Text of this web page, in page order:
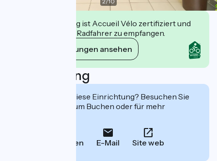
Diese Einrichtung ist Accueil Vélo zertifiziert und
verpflichtet sich, Radfahrer zu empfangen.
Ihre Verpflichtungen ansehen
Beschreibung
Interessiert Sie diese Einrichtung? Besuchen Sie
deren Website zum Buchen oder für mehr
Anrufen E-Mail Site web